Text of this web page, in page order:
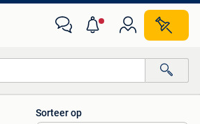
Sorteer op